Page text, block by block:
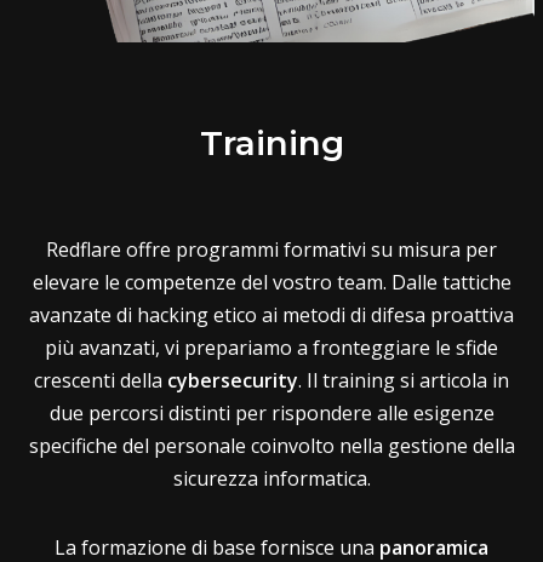
Training
Redflare offre programmi formativi su misura per
elevare le competenze del vostro team. Dalle tattiche
avanzate di hacking etico ai metodi di difesa proattiva
più avanzati, vi prepariamo a fronteggiare le sfide
crescenti della cybersecurity. Il training si articola in
due percorsi distinti per rispondere alle esigenze
specifiche del personale coinvolto nella gestione della
sicurezza informatica.
La formazione di base fornisce una panoramica